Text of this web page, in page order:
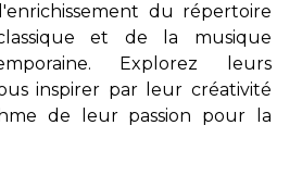
Orchestre de guitares
Concerto pour
Guitare et un autre
Musique de chambre
du répertoire
et de la musique
Explorez leurs
inspirer par leur créativité
de leur passion pour la